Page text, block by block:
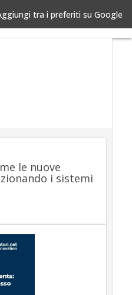
tra i preferiti su Google
transazioni
le nuove
i sistemi